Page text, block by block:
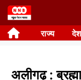
Skip
to
content राज्य
अलीगढ़ :